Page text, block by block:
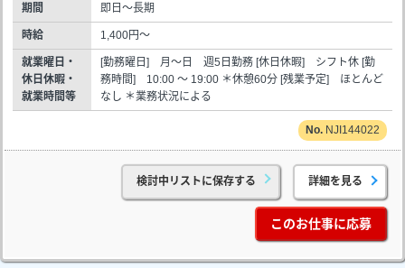
期間 即日～長期
時給 1,400円～
就業曜日・
休日休暇・
就業時間等
[勤務曜日] 月～日 週5日勤務 [休日休暇] シフト休 [勤
務時間] 10:00 ～ 19:00 ＊休憩60分 [残業予定] ほとんど
なし ＊業務状況による
NJI144022
検討中リストに保存する 詳細を見る
このお仕事に応募